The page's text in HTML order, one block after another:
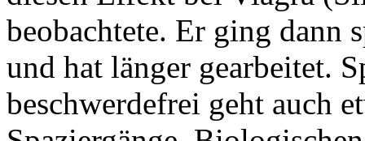
beobachtete. Er ging dann
und hat länger gearbeitet.
beschwerdefrei geht auch